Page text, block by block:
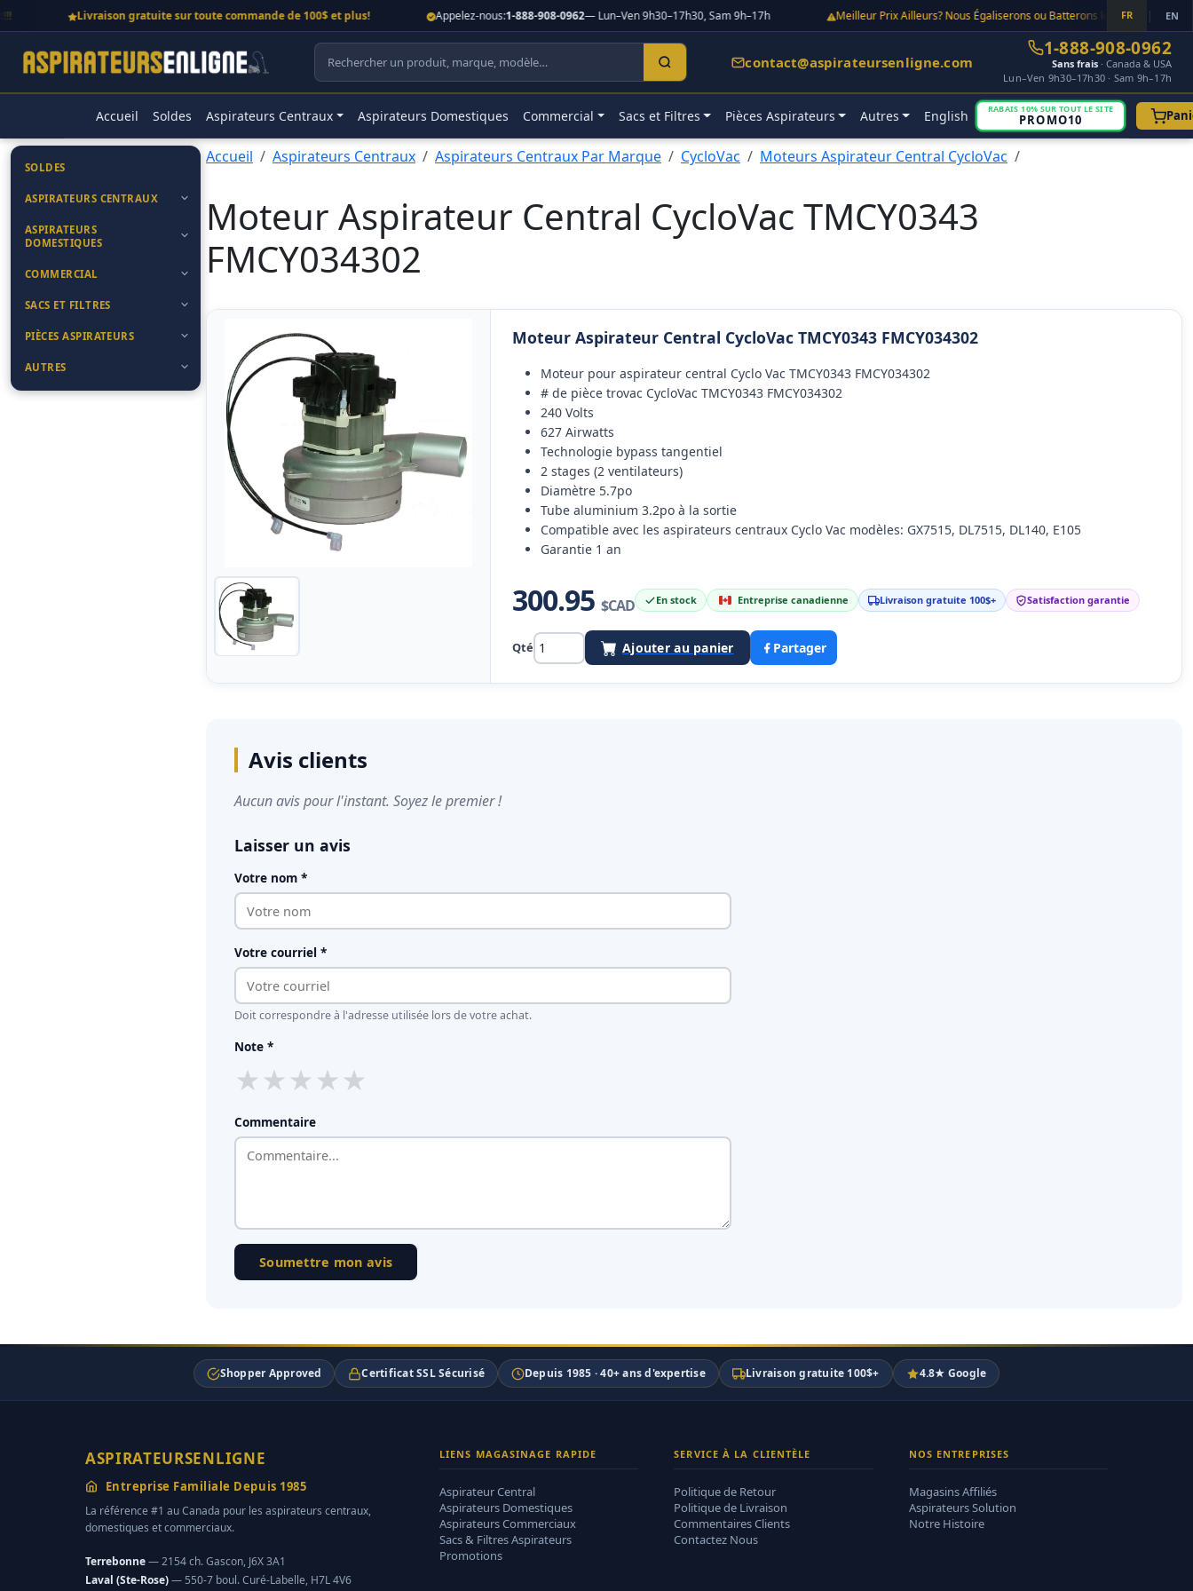
Livraison gratuite sur toute commande de 100$ et plus! Appelez-nous:1-888-908-0962— Lun–Ven 9h30–17h30, Sam 9h–17h Meilleur Prix Ailleurs? Nous Égaliserons ou Batterons le Prix Point Final!
FR | EN
contact@aspirateursenligne.com
1-888-908-0962
Sans frais· Canada & USA
Lun–Ven 9h30–17h30 · Sam 9h–17h
Accueil Soldes Aspirateurs Centraux Aspirateurs Domestiques Commercial Sacs et Filtres Pièces Aspirateurs Autres English RABAIS 10% SUR TOUT LE SITE
PROMO10
SOLDES
ASPIRATEURS CENTRAUX
ASPIRATEURS
DOMESTIQUES
COMMERCIAL
SACS ET FILTRES
PIÈCES ASPIRATEURS
AUTRES
Accueil Aspirateurs Centraux Aspirateurs Centraux Par Marque CycloVac Moteurs Aspirateur Central CycloVac
Moteur Aspirateur Central CycloVac TMCY0343
FMCY034302
Moteur Aspirateur Central CycloVac TMCY0343 FMCY034302
Moteur pour aspirateur central Cyclo Vac TMCY0343 FMCY034302
# de pièce trovac CycloVac TMCY0343 FMCY034302
240 Volts
627 Airwatts
Technologie bypass tangentiel
2 stages (2 ventilateurs)
Diamètre 5.7po
Tube aluminium 3.2po à la sortie
Compatible avec les aspirateurs centraux Cyclo Vac modèles: GX7515, DL7515, DL140, E105
Garantie 1 an
300.95$CAD En stock Entreprise canadienne Livraison gratuite 100$+ Satisfaction garantie
Qté Ajouter au panier Partager
Avis clients
Aucun avis pour l'instant. Soyez le premier !
Laisser un avis
Votre nom *
Votre courriel *
Doit correspondre à l'adresse utilisée lors de votre achat.
Note *
★ ★ ★ ★ ★
Commentaire
Soumettre mon avis
Shopper Approved Certificat SSL Sécurisé Depuis 1985 · 40+ ans d'expertise Livraison gratuite 100$+ 4.8★ Google
ASPIRATEURSENLIGNE
Entreprise Familiale Depuis 1985
La référence #1 au Canada pour les aspirateurs centraux,
domestiques et commerciaux.
Terrebonne— 2154 ch. Gascon, J6X 3A1
Laval (Ste-Rose)— 550-7 boul. Curé-Labelle, H7L 4V6
LIENS MAGASINAGE RAPIDE
Aspirateur Central
Aspirateurs Domestiques
Aspirateurs Commerciaux
Sacs & Filtres Aspirateurs
Promotions
SERVICE À LA CLIENTÈLE
Politique de Retour
Politique de Livraison
Commentaires Clients
Contactez Nous
NOS ENTREPRISES
Magasins Affiliés
Aspirateurs Solution
Notre Histoire